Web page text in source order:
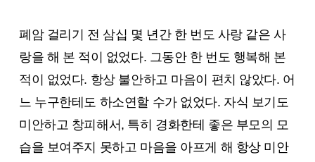
폐암 걸리기 전 삼십 몇 년간 한 번도 사랑 같은 사
랑을 해 본 적이 없었다. 그동안 한 번도 행복해 본
적이 없었다. 항상 불안하고 마음이 편치 않았다. 어
느 누구한테도 하소연할 수가 없었다. 자식 보기도
미안하고 창피해서, 특히 경화한테 좋은 부모의 모
습을 보여주지 못하고 마음을 아프게 해 항상 미안